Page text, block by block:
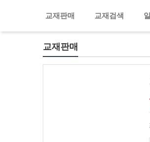
교재판매 교재검색
교재판매